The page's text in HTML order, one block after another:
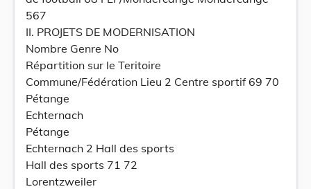
567
II. PROJETS DE MODERNISATION
Nombre Genre No
Répartition sur le Teritoire
Commune/Fédération Lieu 2 Centre sportif 69 70
Pétange
Echternach
Pétange
Echternach 2 Hall des sports
Hall des sports 71 72
Lorentzweiler